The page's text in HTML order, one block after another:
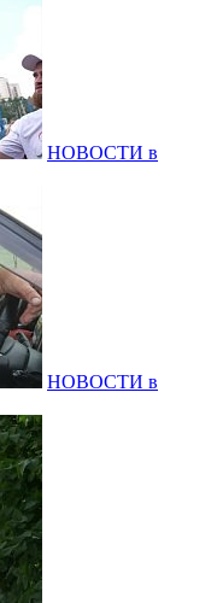
НОВОСТИ в
НОВОСТИ в